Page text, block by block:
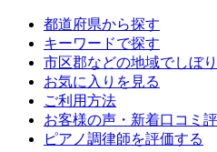
都道府県から探す
キーワードで探す
市区郡などの地域でしぼ
お気に入りを見る
ご利用方法
お客様の声・新着口コミ
ピアノ調律師を評価する